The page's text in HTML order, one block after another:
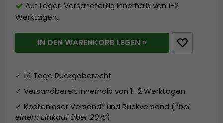
Auf Lager. Versandfertig innerhalb von 1-2
Werktagen.
IN DEN WARENKORB LEGEN »
✓ 14 Tage Rückgaberecht
✓ Versandbereit innerhalb von 1–2 Werktagen
✓ Kostenloser Versand* und Rückversand (*bei
einem Einkauf über 20 €)